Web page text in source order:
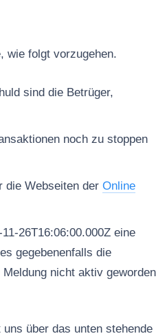
wie folgt vorzugehen.
sind die Betrüger,
noch zu stoppen
die Webseiten der Online
26T16:06:00.000Z eine
gegebenenfalls die
nicht aktiv geworden
über das unten stehende